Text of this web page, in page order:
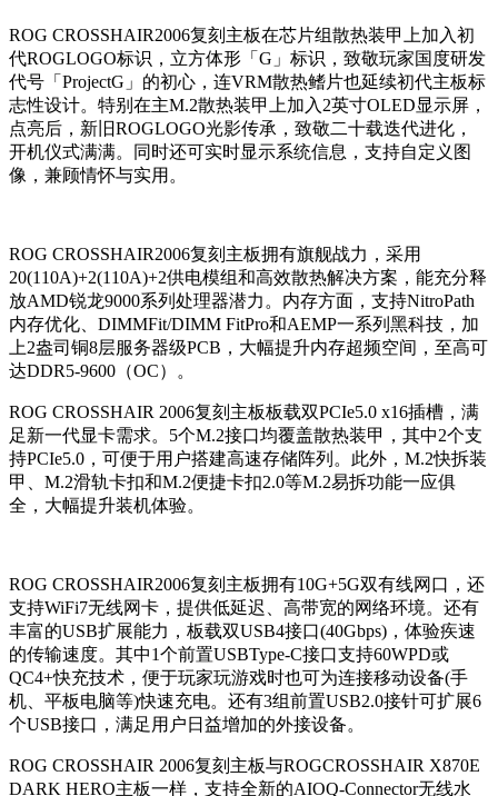
ROG CROSSHAIR2006复刻主板在芯片组散热装甲上加入初
代ROGLOGO标识，立方体形「G」标识，致敬玩家国度研发
代号「ProjectG」的初心，连VRM散热鳍片也延续初代主板标
志性设计。特别在主M.2散热装甲上加入2英寸OLED显示屏，
点亮后，新旧ROGLOGO光影传承，致敬二十载迭代进化，
开机仪式满满。同时还可实时显示系统信息，支持自定义图
像，兼顾情怀与实用。
ROG CROSSHAIR2006复刻主板拥有旗舰战力，采用
20(110A)+2(110A)+2供电模组和高效散热解决方案，能充分释
放AMD锐龙9000系列处理器潜力。内存方面，支持NitroPath
内存优化、DIMMFit/DIMM FitPro和AEMP一系列黑科技，加
上2盎司铜8层服务器级PCB，大幅提升内存超频空间，至高可
达DDR5-9600（OC）。
ROG CROSSHAIR 2006复刻主板板载双PCIe5.0 x16插槽，满
足新一代显卡需求。5个M.2接口均覆盖散热装甲，其中2个支
持PCIe5.0，可便于用户搭建高速存储阵列。此外，M.2快拆装
甲、M.2滑轨卡扣和M.2便捷卡扣2.0等M.2易拆功能一应俱
全，大幅提升装机体验。
ROG CROSSHAIR2006复刻主板拥有10G+5G双有线网口，还
支持WiFi7无线网卡，提供低延迟、高带宽的网络环境。还有
丰富的USB扩展能力，板载双USB4接口(40Gbps)，体验疾速
的传输速度。其中1个前置USBType-C接口支持60WPD或
QC4+快充技术，便于玩家玩游戏时也可为连接移动设备(手
机、平板电脑等)快速充电。还有3组前置USB2.0接针可扩展6
个USB接口，满足用户日益增加的外接设备。
ROG CROSSHAIR 2006复刻主板与ROGCROSSHAIR X870E
DARK HERO主板一样，支持全新的AIOQ-Connector无线水